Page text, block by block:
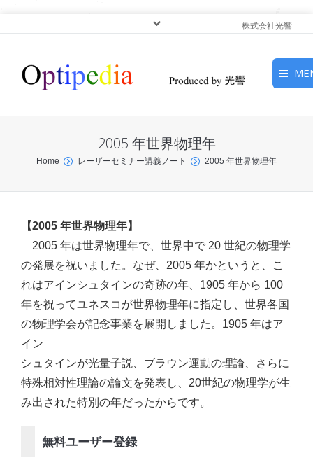
株式会社光響
ピックアップ
ン
サービス
2005 年世界物理年
You are here:
Home レーザーセミナー講義ノート 2005 年世界物理年
【2005 年世界物理年】
2005 年は世界物理年で、世界中で 20 世紀の物理学
の発展を祝いました。なぜ、2005 年かというと、こ
れはアインシュタインの奇跡の年、1905 年から 100
年を祝ってユネスコが世界物理年に指定し、世界各国
の物理学会が記念事業を展開しました。1905 年はア
イン
シュタインが光量子説、ブラウン運動の理論、さらに
特殊相対性理論の論文を発表し、20世紀の物理学が生
み出された特別の年だったからです。
無料ユーザー登録